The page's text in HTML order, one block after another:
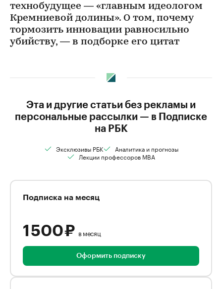
технобудущее — «главным идеологом
Кремниевой долины». О том, почему
тормозить инновации равносильно
убийству, — в подборке его цитат
Эта и другие статьи без рекламы и
персональные рассылки — в Подписке
на РБК
Эксклюзивы РБК
Аналитика и прогнозы
Лекции профессоров MBA
Подписка на месяц
1 500 ₽ в месяц
Оформить подписку